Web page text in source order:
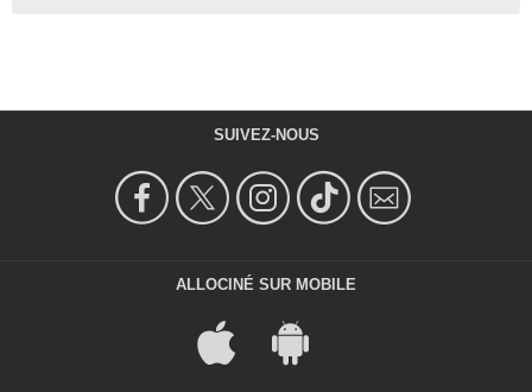
SUIVEZ-NOUS
ALLOCINÉ SUR MOBILE